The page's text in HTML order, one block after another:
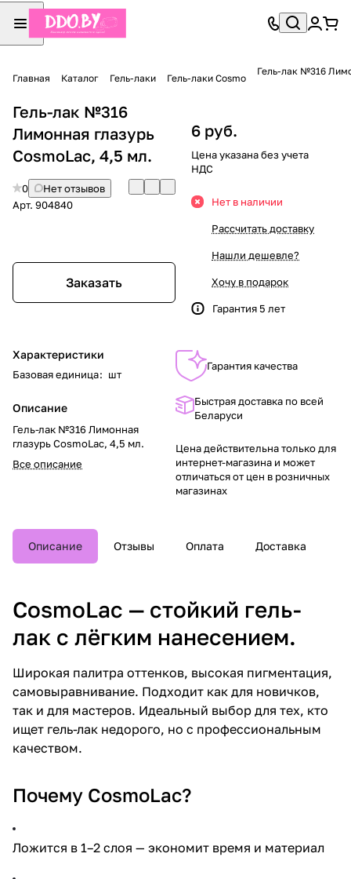
Главная Каталог Гель-лаки Гель-лаки Cosmo
Гель-лак №316
Гель-лак №316
Лимонная глазурь
CosmoLac, 4,5 мл.
0
Нет отзывов
Арт. 904840
Заказать
Характеристики
Базовая единица: шт
Описание
Гель-лак №316 Лимонная
глазурь CosmoLac, 4,5 мл.
Все описание
6 руб.
Цена указана без учета
НДС
Нет в наличии
Рассчитать доставку
Нашли дешевле?
Хочу в подарок
Гарантия 5 лет
Гарантия качества
Быстрая доставка по всей
Беларуси
Цена действительна только для
интернет-магазина и может
отличаться от цен в розничных
магазинах
Описание Отзывы Оплата Доставка
CosmoLac — стойкий гель-
лак с лёгким нанесением.
Широкая палитра оттенков, высокая пигментация,
самовыравнивание. Подходит как для новичков,
так и для мастеров. Идеальный выбор для тех, кто
ищет гель-лак недорого, но с профессиональным
качеством.
Почему CosmoLac?
Ложится в 1–2 слоя — экономит время и материал